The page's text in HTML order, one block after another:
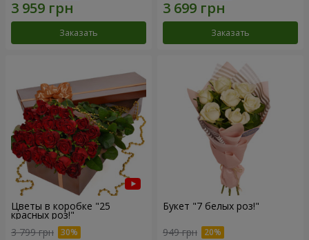
Заказать Заказать
Цветы в коробке "25
красных роз!"
3 799 грн
Букет "7 белых роз!"
949 грн